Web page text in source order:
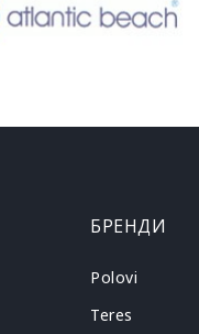
БРЕНДИ
Polovi
Teres